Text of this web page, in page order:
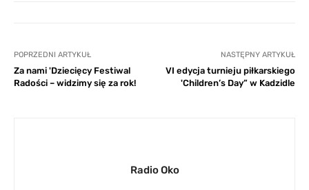
POPRZEDNI ARTYKUŁ
Za nami 'Dziecięcy Festiwal
Radości – widzimy się za rok!
NASTĘPNY ARTYKUŁ
VI edycja turnieju piłkarskiego
'Children’s Day” w Kadzidle
Radio Oko